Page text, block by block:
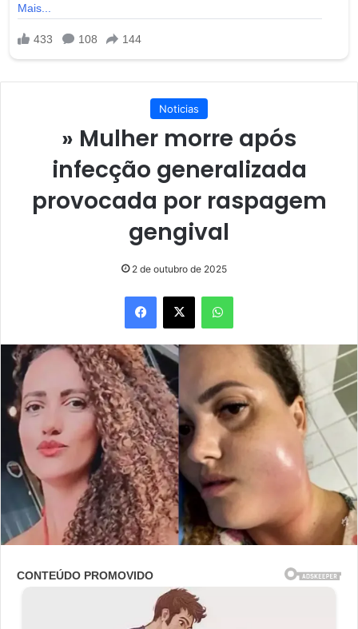
Noticias
» Mulher morre após
infecção generalizada
provocada por raspagem
gengival
2 de outubro de 2025
Facebook
X WhatsApp